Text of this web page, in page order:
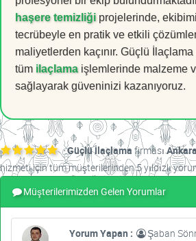
haşere temizliği projelerinde,
tecrübeyle en pratik ve etkili
maliyetlerden kaçınır. Güçlü İlaçlama
tüm ilaçlamaişlemlerinde malzeme
sağlayarak güveninizi kazanıyoruz.
Güçlü İlaçlama firması
hizmeti için tüm müşterilerinden 5 yıldızlı
Müşterilerimizden Gelen Yorumlar
Yorum Yapan :
Şaban